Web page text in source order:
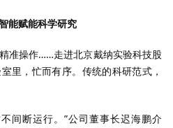
能赋能科学研究
准操作……走进北京戴纳实验科技股
里，忙而有序。传统的科研范式，
间断运行。”公司董事长迟海鹏介